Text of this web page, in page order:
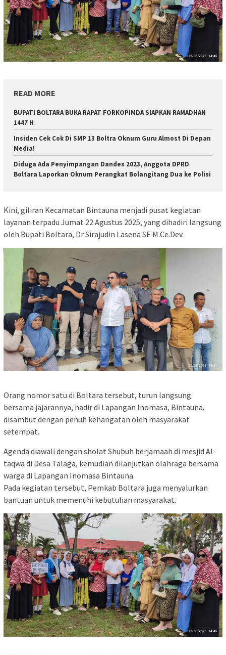
READ MORE
BUPATI BOLTARA BUKA RAPAT FORKOPIMDA SIAPKAN RAMADHAN
1447 H
Insiden Cek Cok Di SMP 13 Boltra Oknum Guru Almost Di Depan
Media!
Diduga Ada Penyimpangan Dandes 2023, Anggota DPRD
Boltara Laporkan Oknum Perangkat Bolangitang Dua ke Polisi
Kini, giliran Kecamatan Bintauna menjadi pusat kegiatan
layanan terpadu Jumat 22 Agustus 2025, yang dihadiri langsung
oleh Bupati Boltara, Dr Sirajudin Lasena SE M.Ce.Dev.
Orang nomor satu di Boltara tersebut, turun langsung
bersama jajarannya, hadir di Lapangan Inomasa, Bintauna,
disambut dengan penuh kehangatan oleh masyarakat
setempat.
Agenda diawali dengan sholat Shubuh berjamaah di mesjid Al-
taqwa di Desa Talaga, kemudian dilanjutkan olahraga bersama
warga di Lapangan Inomasa Bintauna.
Pada kegiatan tersebut, Pemkab Boltara juga menyalurkan
bantuan untuk memenuhi kebutuhan masyarakat.